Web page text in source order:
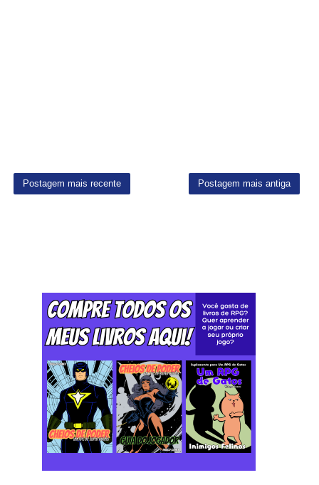
Postagem mais recente Postagem mais antiga